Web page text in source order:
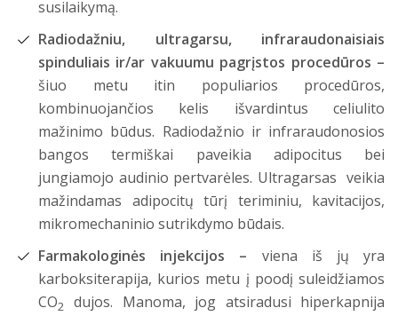
susilaikymą.
Radiodažniu, ultragarsu, infraraudonaisiais
spinduliais ir/ar vakuumu pagrįstos procedūros –
šiuo metu itin populiarios procedūros,
kombinuojančios kelis išvardintus celiulito
mažinimo būdus. Radiodažnio ir infraraudonosios
bangos termiškai paveikia adipocitus bei
jungiamojo audinio pertvarėles. Ultragarsas veikia
mažindamas adipocitų tūrį teriminiu, kavitacijos,
mikromechaninio sutrikdymo būdais.
Farmakologinės injekcijos – viena iš jų yra
karboksiterapija, kurios metu į poodį suleidžiamos
CO2
dujos. Manoma, jog atsiradusi hiperkapnija